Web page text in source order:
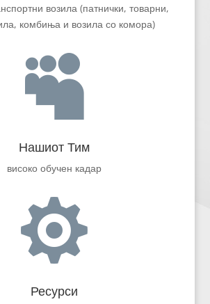
возила (патнички, товарни,
комбиња и возила со комора)

Нашиот Тим
високо обучен кадар

Ресурси